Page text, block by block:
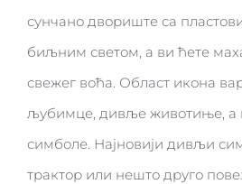
сунчано двориште са
биљним светом, а ви ћете
свежег воћа. Област икона
љубимце, дивље животиње, а
симболе. Најновији дивљи
трактор или нешто друго